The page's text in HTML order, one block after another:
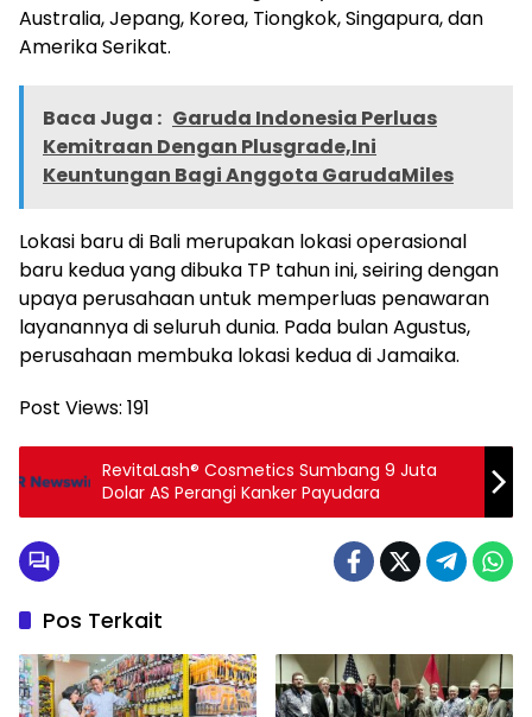
Australia, Jepang, Korea, Tiongkok, Singapura, dan
Amerika Serikat.
Baca Juga : Garuda Indonesia Perluas
Kemitraan Dengan Plusgrade,Ini
Keuntungan Bagi Anggota GarudaMiles
Lokasi baru di Bali merupakan lokasi operasional
baru kedua yang dibuka TP tahun ini, seiring dengan
upaya perusahaan untuk memperluas penawaran
layanannya di seluruh dunia. Pada bulan Agustus,
perusahaan membuka lokasi kedua di Jamaika.
Post Views: 191
RevitaLash® Cosmetics Sumbang 9 Juta
Dolar AS Perangi Kanker Payudara
Pos Terkait